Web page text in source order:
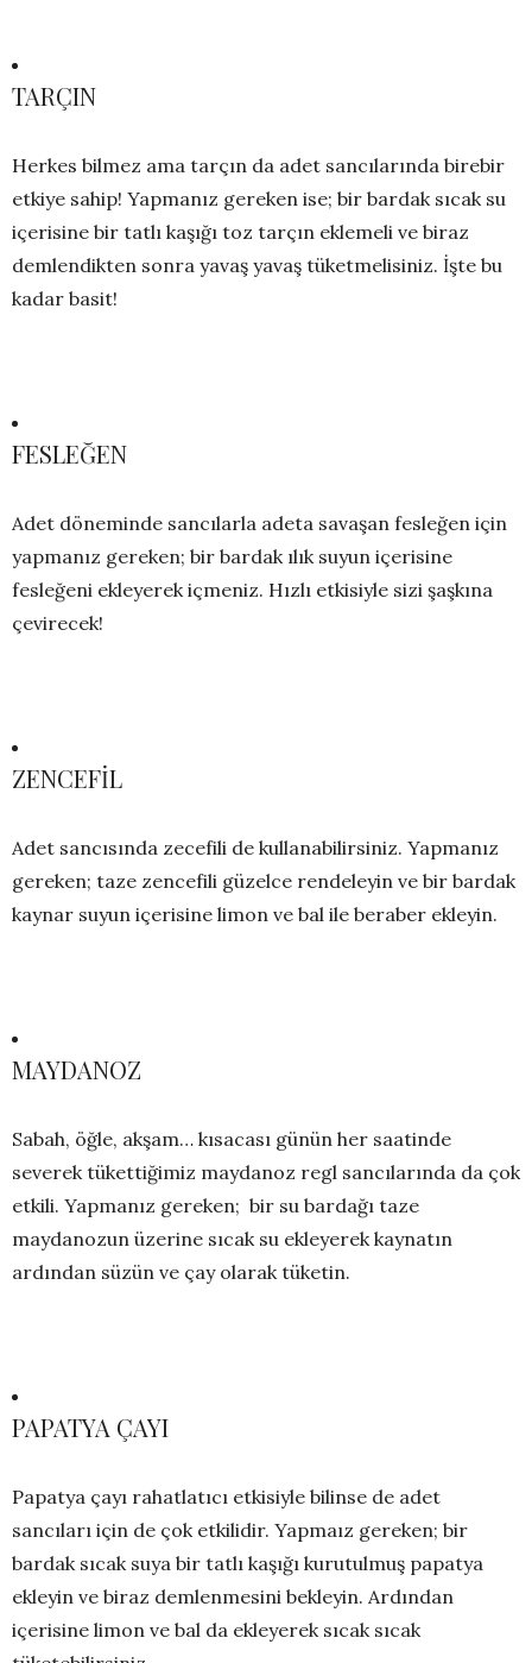
TARÇIN
Herkes bilmez ama tarçın da adet sancılarında birebir
etkiye sahip! Yapmanız gereken ise; bir bardak sıcak su
içerisine bir tatlı kaşığı toz tarçın eklemeli ve biraz
demlendikten sonra yavaş yavaş tüketmelisiniz. İşte bu
kadar basit!
FESLEĞEN
Adet döneminde sancılarla adeta savaşan fesleğen için
yapmanız gereken; bir bardak ılık suyun içerisine
fesleğeni ekleyerek içmeniz. Hızlı etkisiyle sizi şaşkına
çevirecek!
ZENCEFİL
Adet sancısında zecefili de kullanabilirsiniz. Yapmanız
gereken; taze zencefili güzelce rendeleyin ve bir bardak
kaynar suyun içerisine limon ve bal ile beraber ekleyin.
MAYDANOZ
Sabah, öğle, akşam… kısacası günün her saatinde
severek tükettiğimiz maydanoz regl sancılarında da çok
etkili. Yapmanız gereken; bir su bardağı taze
maydanozun üzerine sıcak su ekleyerek kaynatın
ardından süzün ve çay olarak tüketin.
PAPATYA ÇAYI
Papatya çayı rahatlatıcı etkisiyle bilinse de adet
sancıları için de çok etkilidir. Yapmaız gereken; bir
bardak sıcak suya bir tatlı kaşığı kurutulmuş papatya
ekleyin ve biraz demlenmesini bekleyin. Ardından
içerisine limon ve bal da ekleyerek sıcak sıcak